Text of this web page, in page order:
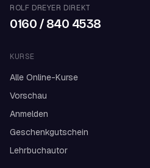
ROLF DREYER DIREKT
0160 / 840 4538
KURSE
Alle Online-Kurse
Vorschau
Anmelden
Geschenkgutschein
Lehrbuchautor